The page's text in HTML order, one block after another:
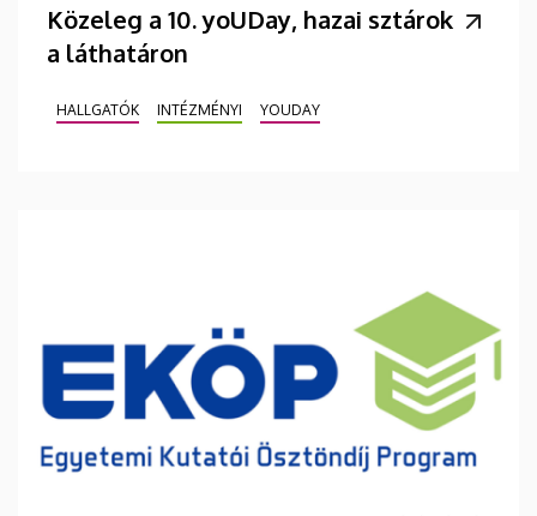
Közeleg a 10. yoUDay, hazai sztárok
a láthatáron
HALLGATÓK INTÉZMÉNYI YOUDAY